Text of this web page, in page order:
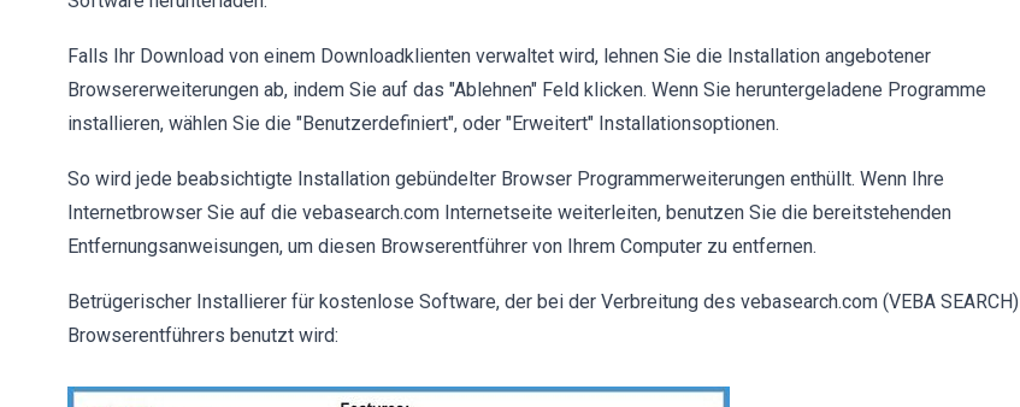
Falls Ihr Download von einem Downloadklienten verwaltet wird, lehnen Sie die Installation angebotener
Browsererweiterungen ab, indem Sie auf das "Ablehnen" Feld klicken. Wenn Sie heruntergeladene Programme
installieren, wählen Sie die "Benutzerdefiniert", oder "Erweitert" Installationsoptionen.
So wird jede beabsichtigte Installation gebündelter Browser Programmerweiterungen enthüllt. Wenn Ihre
Internetbrowser Sie auf die vebasearch.com Internetseite weiterleiten, benutzen Sie die bereitstehenden
Entfernungsanweisungen, um diesen Browserentführer von Ihrem Computer zu entfernen.
Betrügerischer Installierer für kostenlose Software, der bei der Verbreitung des vebasearch.com (VEBA SEARCH)
Browserentführers benutzt wird: